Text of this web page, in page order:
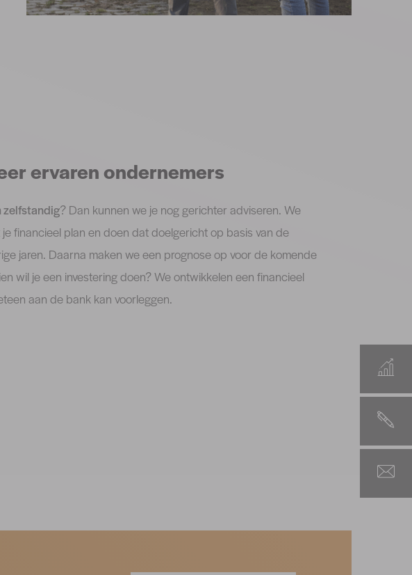
ervaren ondernemers
zelfstandig? Dan kunnen we je nog gerichter adviseren. We
financieel plan en doen dat doelgericht op basis van de
jaren. Daarna maken we een prognose op voor de komende
wil je een investering doen? We ontwikkelen een financieel
aan de bank kan voorleggen.